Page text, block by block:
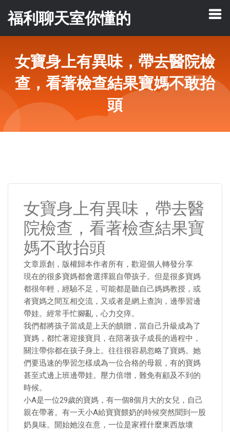
福利聊天室你懂的
女寶身上有異味，帶去醫院檢
查，看著檢查結果寶媽不敢抬
頭
女寶身上有異味，帶去醫
院檢查，看著檢查結果寶
媽不敢抬頭
文章原創，版權歸本作者所有，歡迎個人轉發分享
現在的很多寶媽都會選擇親自帶孩子。但是很多寶媽
都很年輕，經驗不足，可能都是聽自己媽媽教授，或
者寶媽之間互相交流，又或者是網上查詢，邊學習邊
帶娃。經常手忙腳亂，心力交瘁。
我們都將孩子當成是上天的饋贈，當自己升級成為了
寶媽，都忙著迎接寶貝，在陪著孩子成長的過程中，
關注帶你都在孩子身上。往往很容易忽略了寶媽。她
們要迅速的學習怎樣成為一位合格的母親，有的寶媽
甚至式邊上班邊帶娃。壓力倍增，難免有顧及不到的
時候。
小A是一位29歲的寶媽，有一個8個月大的女兒，自己
親在帶著。有一天小A給寶寶餵奶的時候突然聞到一股
奶臭味。開始她沒在意，一位是家裡什麼東西放壞